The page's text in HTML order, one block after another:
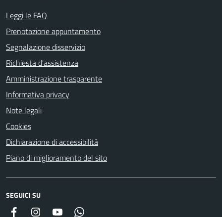
Leggi le FAQ
Prenotazione appuntamento
Segnalazione disservizio
Richiesta d'assistenza
Amministrazione trasparente
Informativa privacy
Note legali
Cookies
Dichiarazione di accessibilità
Piano di miglioramento del sito
SEGUICI SU
Facebook InstagramYouTube